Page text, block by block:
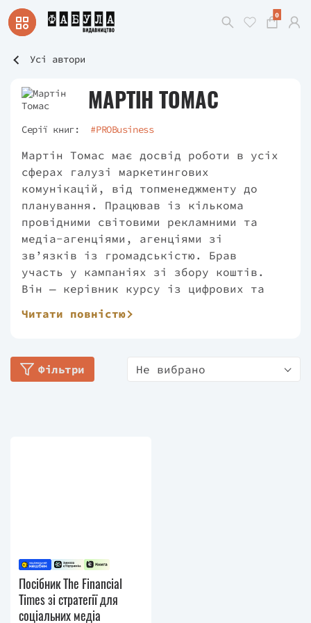
0
Усі автори
МАРТІН ТОМАС
Серії книг: #PROBusiness
Мартін Томас має досвід роботи в усіх
сферах галузі маркетингових
комунікацій, від топменеджменту до
планування. Працював із кількома
провідними світовими рекламними та
медіа-агенціями, агенціями зі
зв’язків із громадськістю. Брав
участь у кампаніях зі збору коштів.
Він — керівник курсу із цифрових та
директорів. Він навчає менеджерів
цифрових медіа. Мартін також очолював
понад 30 конференцій із цифрових і
"Краудсерфінг" (Crowdsurfing), яку
він написав разом із Девідом Брейном.
Книга досліджує, як інституції всього
світу реагують на розширення
Читати повністю
Фільтри Не вибрано
Посібник The Financial
Times зi стратегiї для
соцiальних медiа